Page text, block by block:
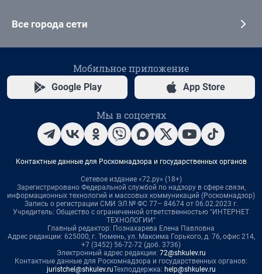
Все города сети
Мобильное приложение
Google Play App Store
Мы в соцсетях
Контактные данные для Роскомнадзора и государственных органов
Сетевое издание «72.ру» (18+)
Зарегистрировано Федеральной службой по надзору в сфере связи,
информационных технологий и массовых коммуникаций (Роскомнадзор)
Запись о регистрации СМИ ЭЛ № ФС 77– 84674 от 06.02.2023 г.
Учредитель: Общество с ограниченной ответственностью "ИНТЕРНЕТ
ТЕХНОЛОГИИ"
Главный редактор: Познахарева Елена Павловна
Адрес редакции: 625000, г. Тюмень, ул. Максима Горького, д. 76, офис 214,
+7 (3452) 56-72-72 (доб. 3736)
Электронный адрес редакции: 72@shkulev.ru
Контактные данные для Роскомнадзора и государственных органов:
juristchel@shkulev.ruТехподдержка: help@shkulev.ru